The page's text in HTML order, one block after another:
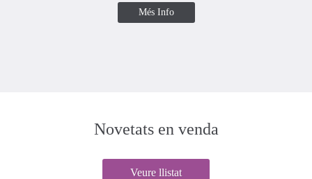
Més Info
Novetats en venda
Veure llistat